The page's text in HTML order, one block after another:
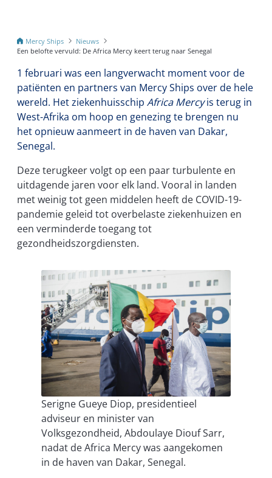
Mercy Ships
Nieuws
Een belofte vervuld: De Africa Mercy keert terug naar Senegal
1 februari was een langverwacht moment voor de
patiënten en partners van Mercy Ships over de hele
wereld. Het ziekenhuisschip Africa Mercyis terug in
West-Afrika om hoop en genezing te brengen nu
het opnieuw aanmeert in de haven van Dakar,
Senegal.
Deze terugkeer volgt op een paar turbulente en
uitdagende jaren voor elk land. Vooral in landen
met weinig tot geen middelen heeft de COVID-19-
pandemie geleid tot overbelaste ziekenhuizen en
een verminderde toegang tot
gezondheidszorgdiensten.
Serigne Gueye Diop, presidentieel
adviseur en minister van
Volksgezondheid, Abdoulaye Diouf Sarr,
nadat de Africa Mercy was aangekomen
in de haven van Dakar, Senegal.